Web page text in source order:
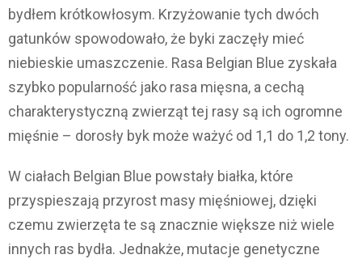
bydłem krótkowłosym. Krzyżowanie tych dwóch
gatunków spowodowało, że byki zaczęły mieć
niebieskie umaszczenie. Rasa Belgian Blue zyskała
szybko popularność jako rasa mięsna, a cechą
charakterystyczną zwierząt tej rasy są ich ogromne
mięśnie – dorosły byk może ważyć od 1,1 do 1,2 tony.
W ciałach Belgian Blue powstały białka, które
przyspieszają przyrost masy mięśniowej, dzięki
czemu zwierzęta te są znacznie większe niż wiele
innych ras bydła. Jednakże, mutacje genetyczne